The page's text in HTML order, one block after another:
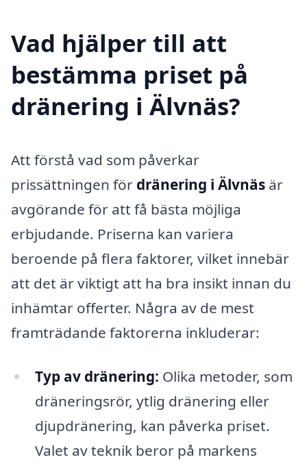
Vad hjälper till att
bestämma priset på
dränering i Älvnäs?
Att förstå vad som påverkar
prissättningen för dränering i Älvnäs är
avgörande för att få bästa möjliga
erbjudande. Priserna kan variera
beroende på flera faktorer, vilket innebär
att det är viktigt att ha bra insikt innan du
inhämtar offerter. Några av de mest
framträdande faktorerna inkluderar:
Typ av dränering: Olika metoder, som
dräneringsrör, ytlig dränering eller
djupdränering, kan påverka priset.
Valet av teknik beror på markens